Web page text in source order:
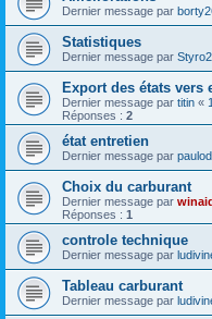
Dernier message par
Statistiques
Dernier message par
Export des états vers
Dernier message par titin «
Réponses : 2
état entretien
Dernier message par
Choix du carburant
Dernier message par
Réponses : 1
controle technique
Dernier message par
Tableau carburant
Dernier message par